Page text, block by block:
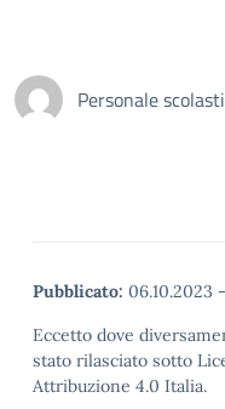
Personale
Pubblicato: 06.10.2023 -
Eccetto dove
stato rilasciato sotto
Attribuzione 4.0 Italia.